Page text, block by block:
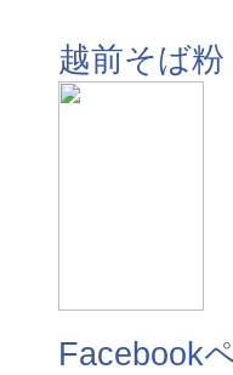
越前そば
Facebook